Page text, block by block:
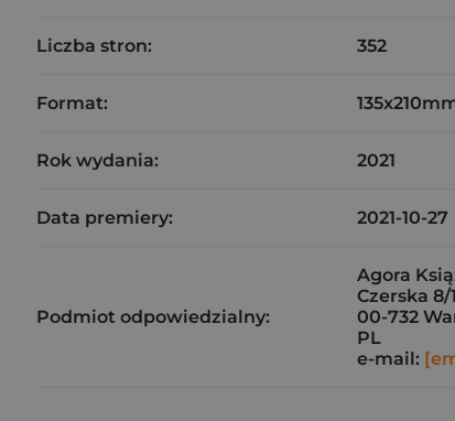
Liczba stron: 352
Format:
Rok wydania: 2021
Data premiery: 2021-10-27
Podmiot odpowiedzialny:
Agora
Czerska 8/
00-732
PL
e-mail: